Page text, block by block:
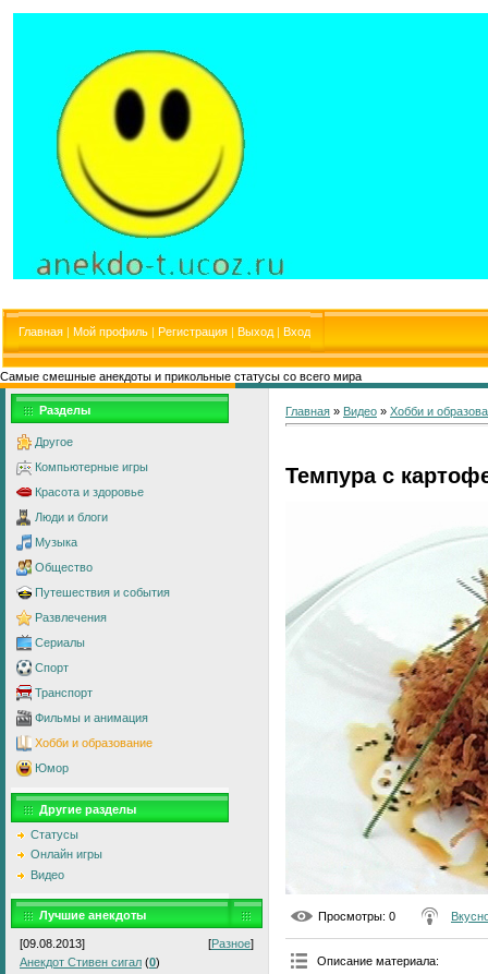
Главная | Мой профиль | Регистрация | Выход | Вход
Самые смешные анекдоты и прикольные статусы со всего мира
Разделы
Другое
Компьютерные игры
Красота и здоровье
Люди и блоги
Музыка
Общество
Путешествия и события
Развлечения
Сериалы
Спорт
Транспорт
Фильмы и анимация
Хобби и образование
Юмор
Другие разделы
Статусы
Онлайн игры
Видео
Лучшие анекдоты
[09.08.2013] [Разное]
Анекдот Стивен сигал (0)
Главная » Видео » Хобби и
Темпура с
Просмотры: 0
Описание материала: